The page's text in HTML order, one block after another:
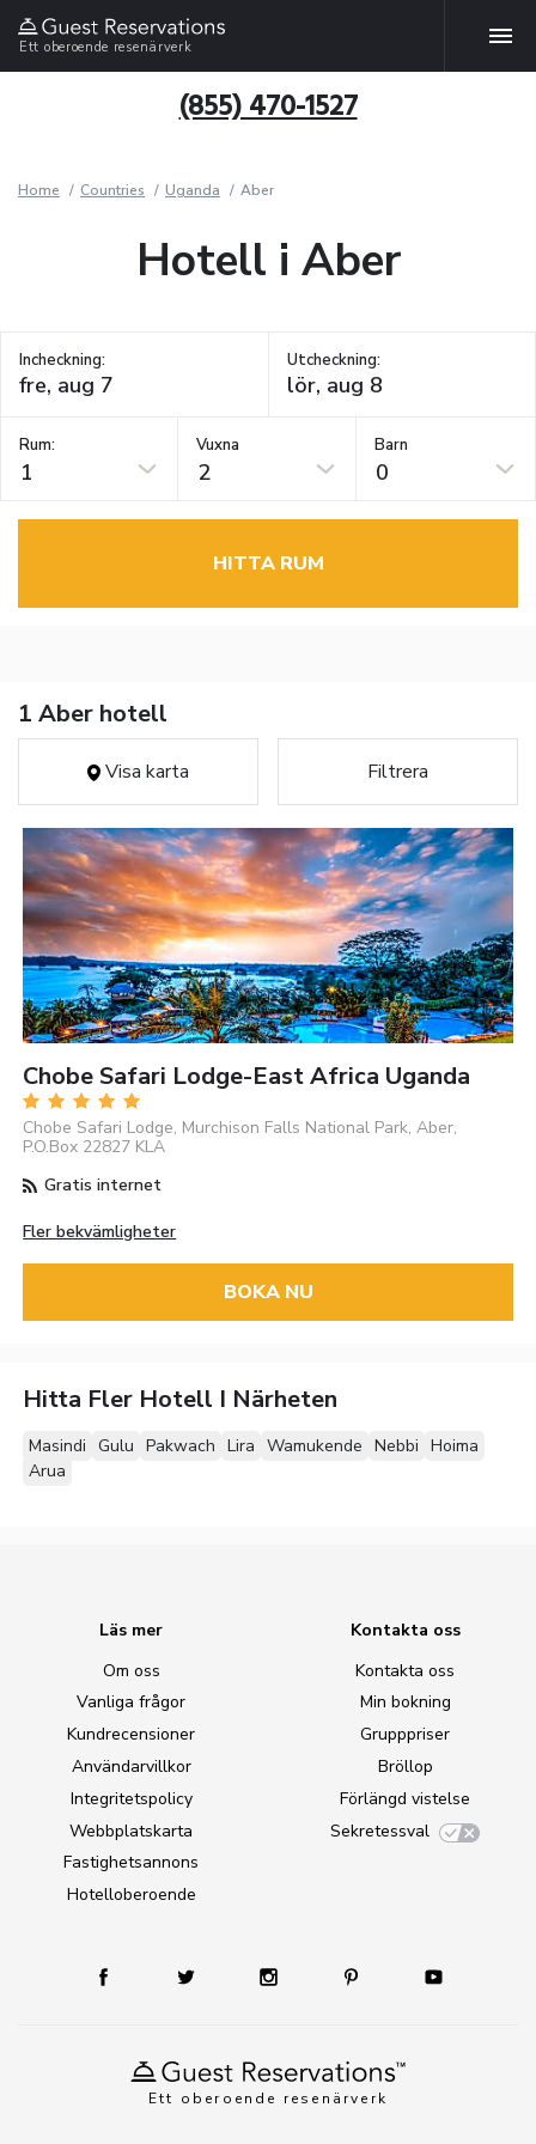
Ett oberoende resenärverk
(855) 470-1527
Home Countries Uganda Aber
Hotell i Aber
Incheckning: Utcheckning:
Rum:
1
Vuxna
2
Barn
0
HITTA RUM
1 Aber hotell
Visa karta Filtrera
Chobe Safari Lodge-East Africa Uganda
Chobe Safari Lodge, Murchison Falls National Park, Aber,
P.O.Box 22827 KLA
Gratis internet
Fler bekvämligheter
BOKA NU
Hitta Fler Hotell I Närheten
Masindi Gulu Pakwach Lira Wamukende Nebbi Hoima
Arua
Ett oberoende resenärverk
Läs mer
Om oss
Vanliga frågor
Kundrecensioner
Användarvillkor
Integritetspolicy
Webbplatskarta
Fastighetsannons
Hotelloberoende
Kontakta oss
Kontakta oss
Min bokning
Grupppriser
Bröllop
Förlängd vistelse
Sekretessval